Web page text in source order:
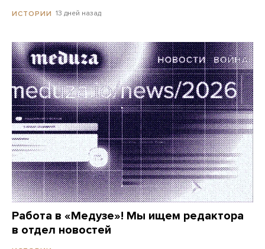
ИСТОРИИ 13 дней назад
Работа в «Медузе»! Мы ищем редактора
в отдел новостей